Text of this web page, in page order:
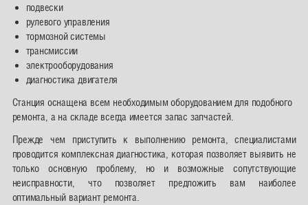
подвески
рулевого управления
тормозной системы
трансмиссии
электрооборудования
диагностика двигателя
Станция оснащена всем необходимым оборудованием для подобного
ремонта, а на складе всегда имеется запас запчастей.
Прежде чем приступить к выполнению ремонта, специалистами
проводится комплексная диагностика, которая позволяет выявить не
только основную проблему, но и возможные сопутствующие
неисправности, что позволяет предложить вам наиболее
оптимальный вариант ремонта.